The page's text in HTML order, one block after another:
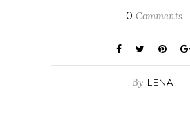
0 Comments
By LENA